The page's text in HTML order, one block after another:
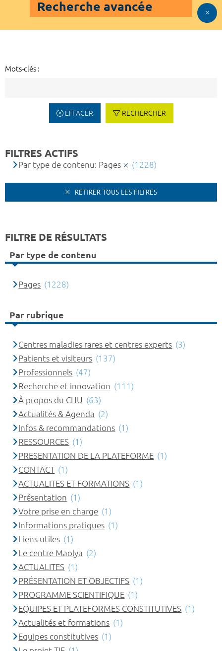
Recherche avancée
Mots-clés :
EFFACER RECHERCHER
FILTRES ACTIFS
Par type de contenu: Pages (1228)
RETIRER TOUS LES FILTRES
FILTRE DE RÉSULTATS
Par type de contenu
Pages (1228)
Par rubrique
Centres maladies rares et centres experts (3)
Patients et visiteurs (137)
Professionnels (47)
Recherche et innovation (111)
À propos du CHU (63)
Actualités & Agenda (2)
Infos & recommandations (1)
RESSOURCES (1)
PRESENTATION DE LA PLATEFORME (1)
CONTACT (1)
ACTUALITES ET FORMATIONS (1)
Présentation (1)
Votre prise en charge (1)
Informations pratiques (1)
Liens utiles (1)
Le centre Maolya (2)
ACTUALITES (1)
PRÉSENTATION ET OBJECTIFS (1)
PROGRAMME SCIENTIFIQUE (1)
EQUIPES ET PLATEFORMES CONSTITUTIVES (1)
Actualités et formations (1)
Equipes constitutives (1)